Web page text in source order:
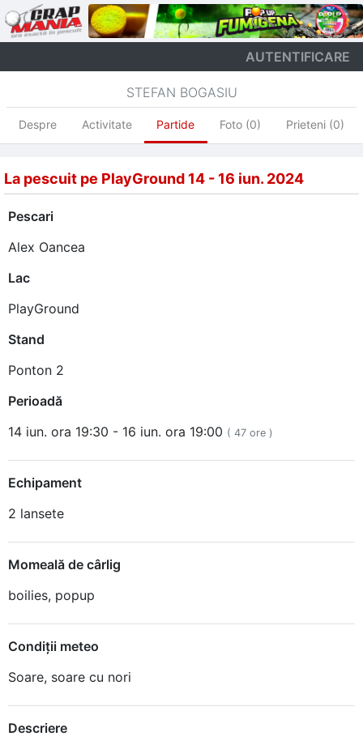
AUTENTIFICARE
STEFAN BOGASIU
Despre Activitate Partide Foto (0) Prieteni (0)
La pescuit pe PlayGround 14 - 16 iun. 2024
Pescari
Alex Oancea
Lac
PlayGround
Stand
Ponton 2
Perioadă
14 iun. ora 19:30 - 16 iun. ora 19:00 ( 47 ore )
Echipament
2 lansete
Momeală de cârlig
boilies, popup
Condiţii meteo
Soare, soare cu nori
Descriere